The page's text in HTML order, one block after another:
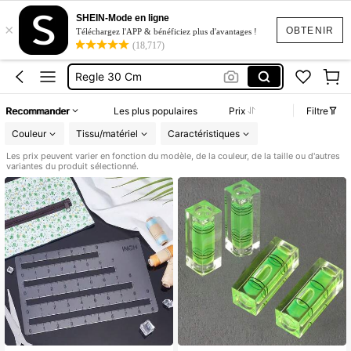
OBTENIR
×
SHEIN-Mode en ligne
Téléchargez l'APP & bénéficiez plus d'avantages !
(18,717)
Regle 15 Cm
Règle
Regle 30 Cm
Couture
Recommander Les plus populaires Prix
Filtre
Couleur
Tissu/matériel Caractéristiques
Les prix peuvent varier en fonction du modèle, de la couleur, de la taille ou d'autres
variantes du produit sélectionné.